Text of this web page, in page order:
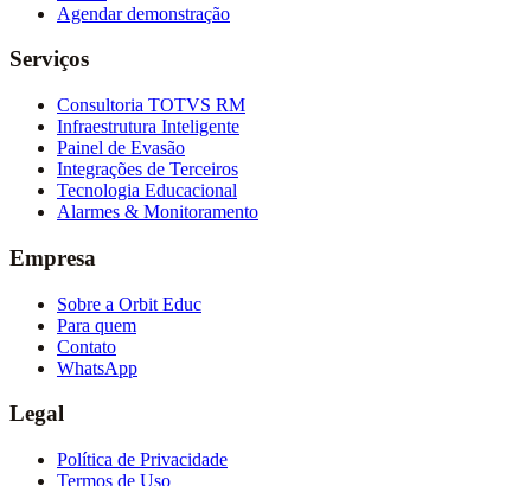
Agendar demonstração
Serviços
Consultoria TOTVS RM
Infraestrutura Inteligente
Painel de Evasão
Integrações de Terceiros
Tecnologia Educacional
Alarmes & Monitoramento
Empresa
Sobre a Orbit Educ
Para quem
Contato
WhatsApp
Legal
Política de Privacidade
Termos de Uso